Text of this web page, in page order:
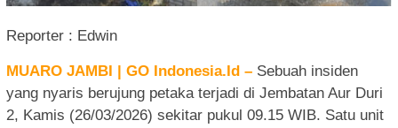
Reporter : Edwin
MUARO JAMBI | GO Indonesia.Id – Sebuah insiden
yang nyaris berujung petaka terjadi di Jembatan Aur Duri
2, Kamis (26/03/2026) sekitar pukul 09.15 WIB. Satu unit